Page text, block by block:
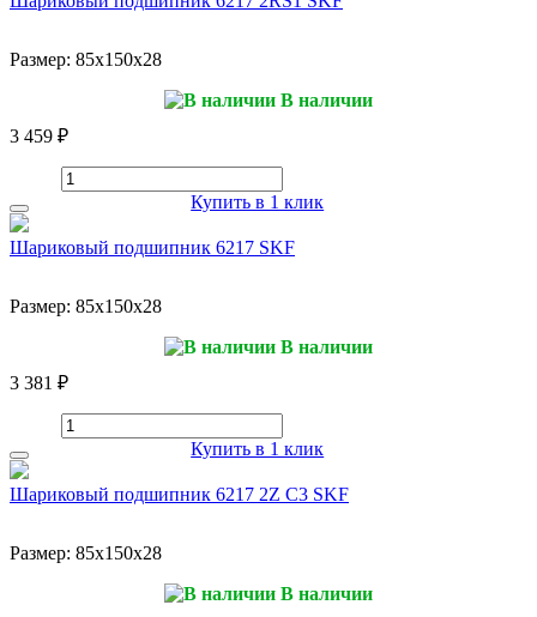
Размер: 85x150x28
В наличии
3 459 ₽
Купить в 1 клик
Шариковый подшипник 6217 SKF
Размер: 85x150x28
В наличии
3 381 ₽
Купить в 1 клик
Шариковый подшипник 6217 2Z C3 SKF
Размер: 85x150x28
В наличии